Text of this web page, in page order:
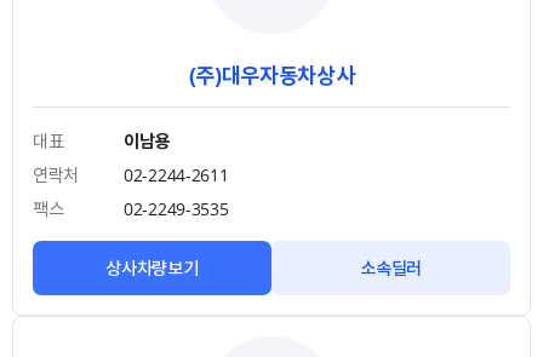
(주)대우자동차상사
대표
이남용
연락처
02-2244-2611
팩스
02-2249-3535
상사차량보기 소속딜러